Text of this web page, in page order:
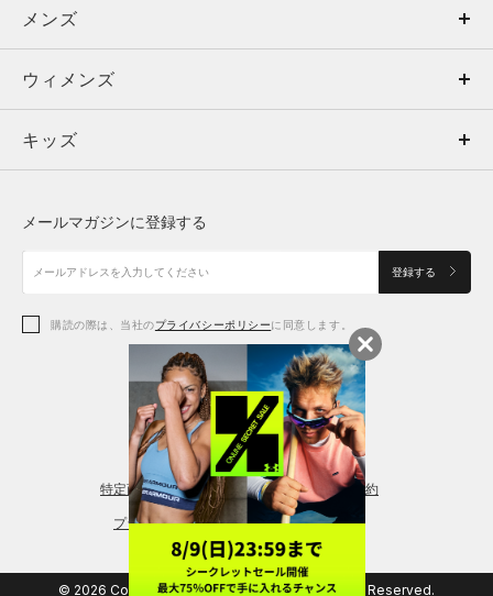
メンズ
ウィメンズ
キッズ
アクセサリー
メンズ
トップス
ボトムス
アクセサリー
ウィメンズ
トップス
シューズ
アクセサリー
レギンス＆タイツ
キッズ
シューズ
メールマガジンに登録する
登録する
購読の際は、当社のプライバシーポリシーに同意します。
特定商取引法に基づく通販の表記 会員規約
プライバシーポリシー
© 2026 Copyright DOME Corporation. All Rights Reserved.